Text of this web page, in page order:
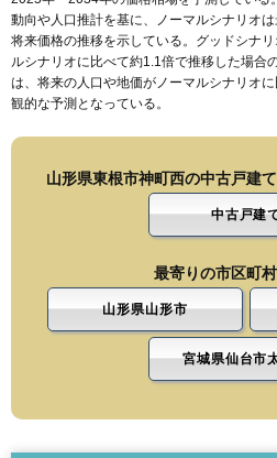
動向や人口推計を基に、ノーマルシナリオ
将来価格の推移を示している。グッドシナ
ルシナリオに比べて約1.1倍で推移した場合
は、将来の人口や地価がノーマルシナリオ
観的な予測となっている。
山形県東根市神町西の中古戸建
中古戸建
最寄りの市区町
山形県山形市
宮城県仙台市